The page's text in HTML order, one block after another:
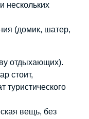
нескольких
(домик, шатер,
отдыхающих).
стоит,
туристического
вещь, без